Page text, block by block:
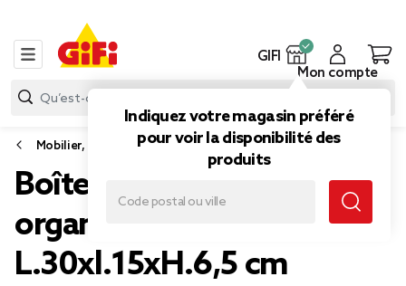
GIFI
Indiquez votre magasin préféré
pour voir la disponibilité des
produits
Mon compte
Mobilier, rangement salle de bain
Boîte en bambou
organisateur
L.30xl.15xH.6,5 cm